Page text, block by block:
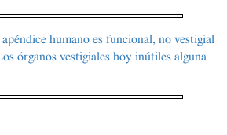
humano es funcional, no vestigial
órganos vestigiales hoy inútiles alguna